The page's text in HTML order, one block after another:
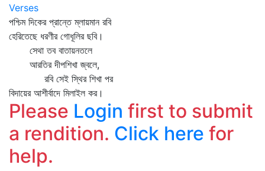
Verses
পশ্চিম দিকের প্রান্তে ম্লায়মান রবি
হেরিতেছে ধরণীর গোধূলির ছবি।
সেথা তব বাতায়নতলে
আরতির দীপশিখা জ্বলে,
রবি সেই স্থির শিখা পর
বিদায়ের আশীর্বাদে মিলাইল কর।
Please Login first to submit
a rendition. Click here for
help.